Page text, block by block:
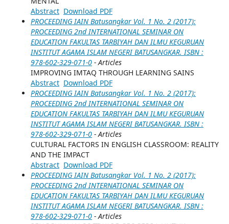
Abstract Download PDF
PROCEEDING IAIN Batusangkar Vol. 1 No. 2 (2017):
PROCEEDING 2nd INTERNATIONAL SEMINAR ON
EDUCATION FAKULTAS TARBIYAH DAN ILMU KEGURUAN
INSTITUT AGAMA ISLAM NEGERI BATUSANGKAR. ISBN :
978-602-329-071-0 - Articles
IMPROVING IMTAQ THROUGH LEARNING SAINS
Abstract Download PDF
PROCEEDING IAIN Batusangkar Vol. 1 No. 2 (2017):
PROCEEDING 2nd INTERNATIONAL SEMINAR ON
EDUCATION FAKULTAS TARBIYAH DAN ILMU KEGURUAN
INSTITUT AGAMA ISLAM NEGERI BATUSANGKAR. ISBN :
978-602-329-071-0 - Articles
CULTURAL FACTORS IN ENGLISH CLASSROOM: REALITY
AND THE IMPACT
Abstract Download PDF
PROCEEDING IAIN Batusangkar Vol. 1 No. 2 (2017):
PROCEEDING 2nd INTERNATIONAL SEMINAR ON
EDUCATION FAKULTAS TARBIYAH DAN ILMU KEGURUAN
INSTITUT AGAMA ISLAM NEGERI BATUSANGKAR. ISBN :
978-602-329-071-0 - Articles